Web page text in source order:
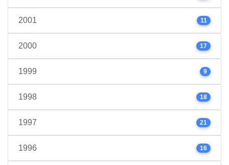
2001 11
2000 17
1999 9
1998 18
1997 21
1996 16